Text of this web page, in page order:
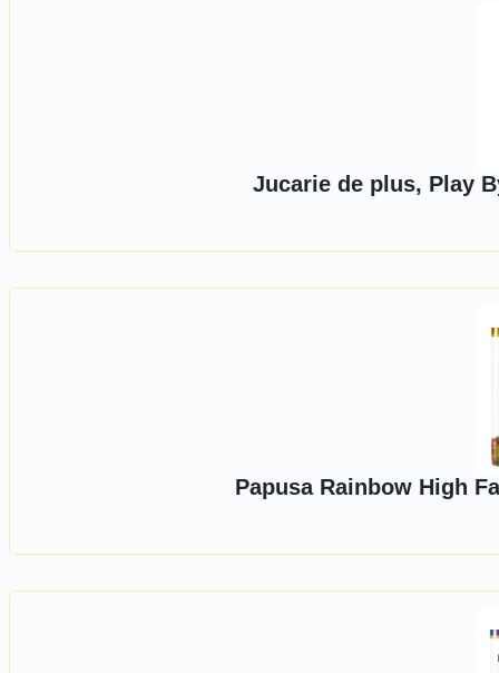
Jucarie de plus, Play
Papusa Rainbow High